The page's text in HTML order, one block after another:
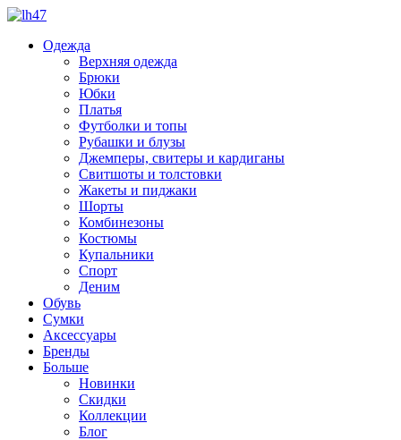
Одежда
Верхняя одежда
Брюки
Юбки
Платья
Футболки и топы
Рубашки и блузы
Джемперы, свитеры и кардиганы
Свитшоты и толстовки
Жакеты и пиджаки
Шорты
Комбинезоны
Костюмы
Купальники
Спорт
Деним
Обувь
Сумки
Аксессуары
Бренды
Больше
Новинки
Скидки
Коллекции
Блог